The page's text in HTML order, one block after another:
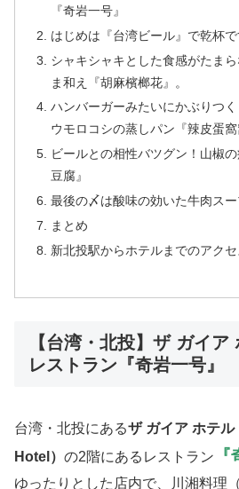
『奇岩一号』
はじめは『台湾ビール』で乾杯で
シャキシャキとした食感がたま
ま和え『胡麻檳榔花』。
ハンバーガーみたいにかぶりつ
ウモロコシの蒸しパン『辣皮蛋窩
ビールとの相性バツグン！山椒
豆腐』
最後の〆は酸味の効いた牛肉スー
まとめ
新北投駅からホテルまでのアクセ
【台湾・北投】ザ ガイ
レストラン『奇岩一号』
台湾・北投にあるザ ガイア ホテ
Hotel） の2階にあるレストラン
ゆったりとした店内で、川湘料理